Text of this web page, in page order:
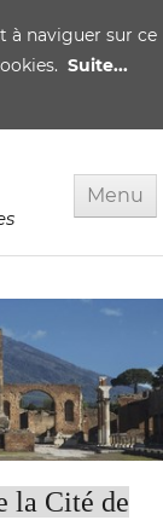
à naviguer sur ce
Suite...
Menu
la Cité de